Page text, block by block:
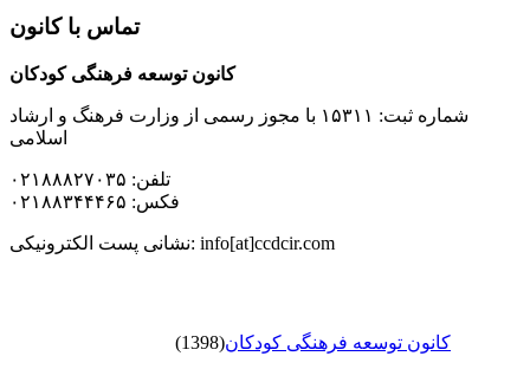
تماس با کانون
کانون توسعه فرهنگی کودکان
شماره ثبت: ۱۵۳۱۱ با مجوز رسمی از وزارت فرهنگ و ارشاد
اسلامی
تلفن: ۰۲۱۸۸۸۲۷۰۳۵
فکس: ۰۲۱۸۸۳۴۴۴۶۵
نشانی پست الکترونیکی: info[at]ccdcir.com
کانون توسعه فرهنگی کودکان(1398)